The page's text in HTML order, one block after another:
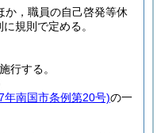
か，職員の自己啓発等休
規則で定める。
行する。
年南国市条例第20号)の一